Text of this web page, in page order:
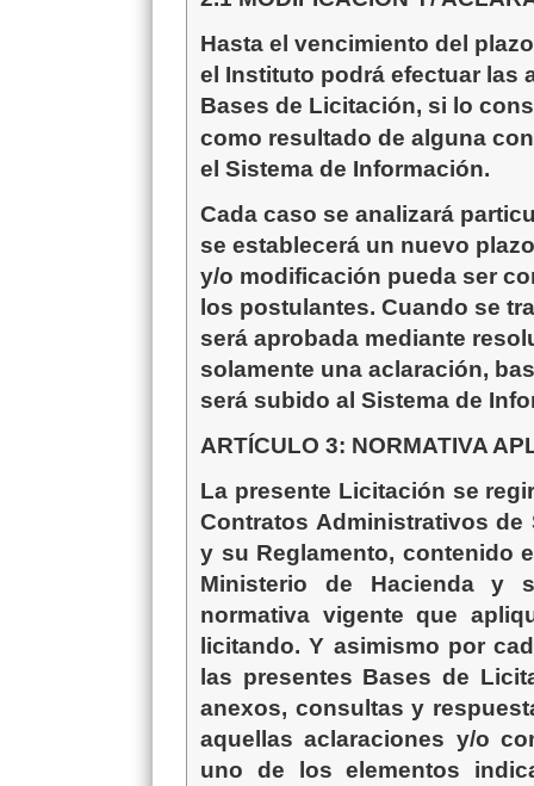
Hasta el vencimiento del
el Instituto podrá efectuar las
Bases de Licitación, si lo
como resultado de alguna
el Sistema de Información.
Cada caso se analizará
se establecerá un nuevo plazo
y/o modificación pueda ser
los postulantes. Cuando se
será aprobada mediante
solamente una aclaración,
será subido al Sistema de
ARTÍCULO 3: NORMATIVA
La presente Licitación se
Contratos Administrativos
y su Reglamento, contenido
Ministerio de Hacienda y
normativa vigente que
licitando. Y asimismo por
las presentes Bases de
anexos, consultas y
aquellas aclaraciones y/o
uno de los elementos